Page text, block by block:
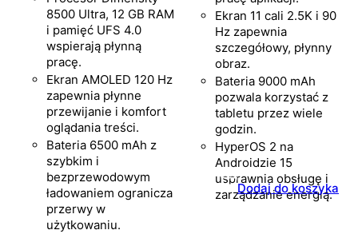
8500 Ultra, 12 GB RAM
i pamięć UFS 4.0
wspierają płynną
pracę.
Ekran AMOLED 120 Hz
zapewnia płynne
przewijanie i komfort
oglądania treści.
Bateria 6500 mAh z
szybkim i
bezprzewodowym
ładowaniem ogranicza
przerwy w
użytkowaniu.
Ekran 11 cali 2.5K i 90
Hz zapewnia
szczegółowy, płynny
obraz.
Bateria 9000 mAh
pozwala korzystać z
tabletu przez wiele
godzin.
HyperOS 2 na
Androidzie 15
usprawnia obsługę i
zarządzanie energią.
Dodaj do koszyka